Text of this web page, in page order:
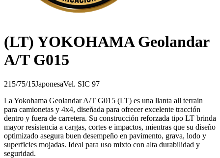
(LT) YOKOHAMA Geolandar
A/T G015
215/75/15JaponesaVel. SIC 97
La Yokohama Geolandar A/T G015 (LT) es una llanta all terrain
para camionetas y 4x4, diseñada para ofrecer excelente tracción
dentro y fuera de carretera. Su construcción reforzada tipo LT brinda
mayor resistencia a cargas, cortes e impactos, mientras que su diseño
optimizado asegura buen desempeño en pavimento, grava, lodo y
superficies mojadas. Ideal para uso mixto con alta durabilidad y
seguridad.